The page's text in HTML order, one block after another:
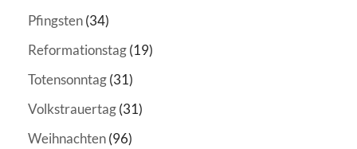
Pfingsten(34)
Reformationstag(19)
Totensonntag(31)
Volkstrauertag(31)
Weihnachten(96)